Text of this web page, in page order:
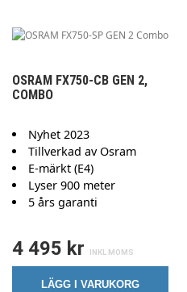
OSRAM FX750-CB GEN 2,
COMBO
Nyhet 2023
Tillverkad av Osram
E-märkt (E4)
Lyser 900 meter
5 års garanti
4 495 kr
LÄGG I VARUKORG